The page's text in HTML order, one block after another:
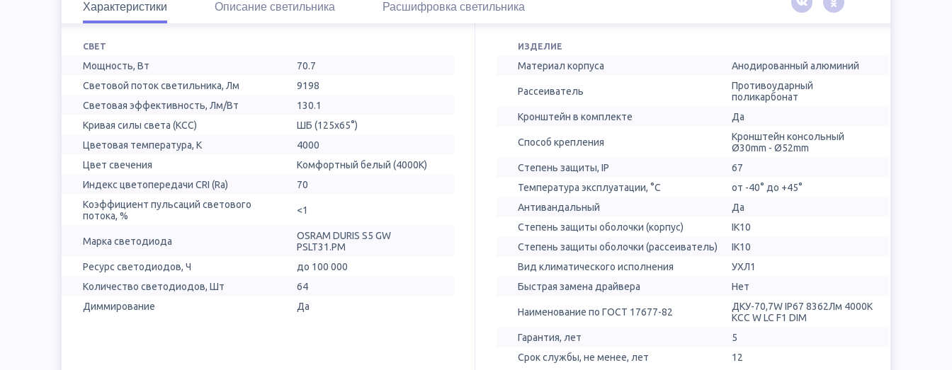
Характеристики Описание светильника Расшифровка светильника
СВЕТ
Мощность, Вт
70.7
Световой поток светильника, Лм
9198
Световая эффективность, Лм/Вт
130.1
Кривая силы света (КСС)
ШБ (125х65°)
Цветовая температура, К
4000
Цвет свечения
Комфортный белый (4000К)
Индекс цветопередачи CRI (Ra)
70
Коэффициент пульсаций светового
потока, %
<1
Марка светодиода
OSRAM DURIS S5 GW
PSLT31.PM
Ресурс светодиодов, Ч
до 100 000
Количество светодиодов, Шт
64
Диммирование
Да
ИЗДЕЛИЕ
Материал корпуса Анодированный алюминий
Рассеиватель
Противоударный
поликарбонат
Кронштейн в комплекте
Да
Способ крепления
Кронштейн консольный
Ø30mm - Ø52mm
Степень защиты, IP
67
Температура эксплуатации, °С
от -40° до +45°
Антивандальный
Да
Степень защиты оболочки (корпус)
IK10
Степень защиты оболочки (рассеиватель)
IK10
Вид климатического исполнения
УХЛ1
Быстрая замена драйвера
Нет
Наименование по ГОСТ 17677-82
ДКУ-70,7W IP67 8362Лм 4000К
КСС W LC F1 DIM
Гарантия, лет
5
Срок службы, не менее, лет
12